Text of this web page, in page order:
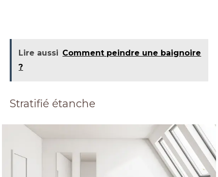
Lire aussi Comment peindre une baignoire
?
Stratifié étanche